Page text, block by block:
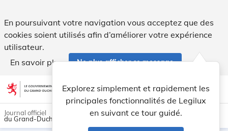
En poursuivant votre navigation vous acceptez que des
cookies soient utilisés afin d’améliorer votre expérience
utilisateur.
En savoir plus
Ne plus afficher ce message
Aller au contenu account_circle help Aide
Explorez simplement et rapidement les
principales fonctionnalités de Legilux
en suivant ce tour guidé.
light_mode dark_mode
Journal officiel
du Grand-Duché de Luxembourg